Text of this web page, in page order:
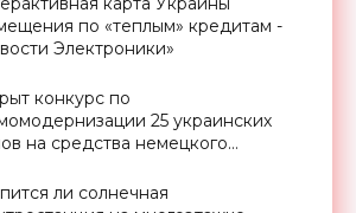
по «теплым» кредитам -
Электроники»
конкурс по
25 украинских
на средства немецкого
ли солнечная